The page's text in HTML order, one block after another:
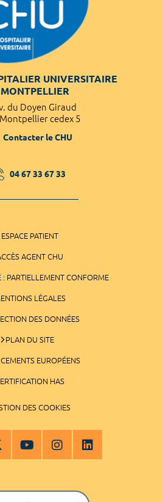
UNIVERSITAIRE
du Doyen Giraud
cedex 5
Contacter le CHU
04 67 33 67 33
ESPACE PATIENT
AGENT CHU
: PARTIELLEMENT CONFORME
LÉGALES
DES DONNÉES
PLAN DU SITE
EUROPÉENS
HAS
DES COOKIES